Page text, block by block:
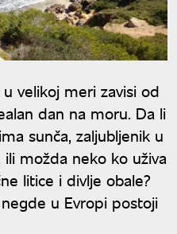
velikoj meri zavisi od
dan na moru. Da li
sunča, zaljubljenik u
možda neko ko uživa
litice i divlje obale?
u Evropi postoji